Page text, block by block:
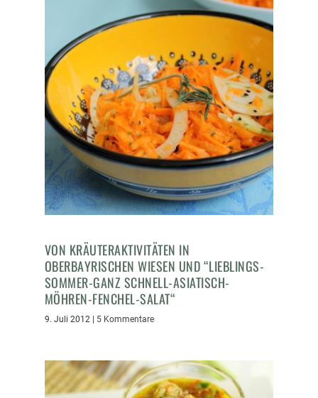
VON KRÄUTERAKTIVITÄTEN IN
OBERBAYRISCHEN WIESEN UND “LIEBLINGS-
SOMMER-GANZ SCHNELL-ASIATISCH-
MÖHREN-FENCHEL-SALAT“
9. Juli 2012| 5 Kommentare